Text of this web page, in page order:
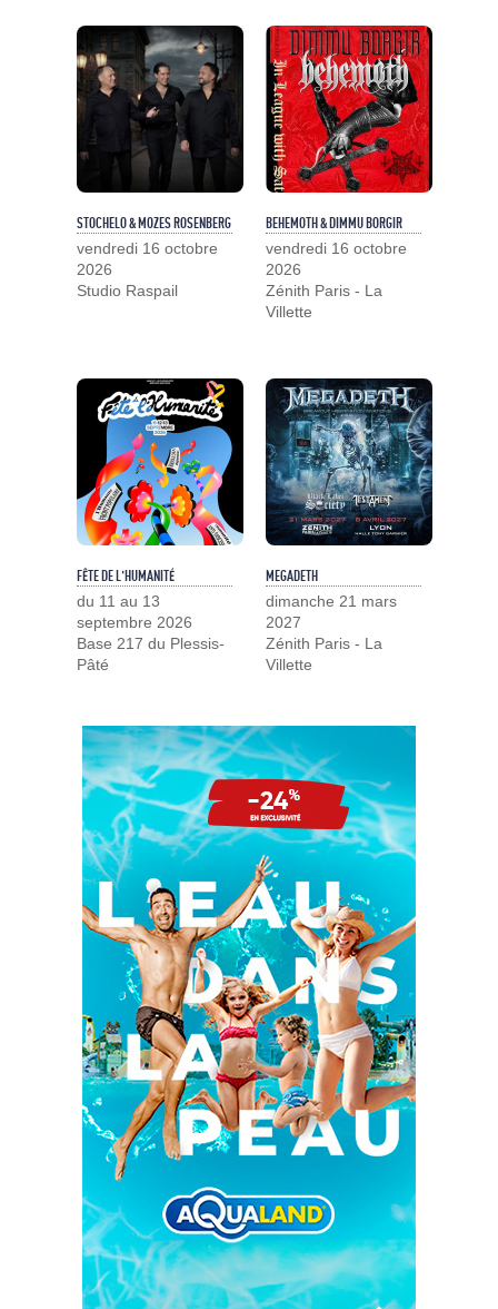
STOCHELO & MOZES ROSENBERG
vendredi 16 octobre
2026
Studio Raspail
BEHEMOTH & DIMMU BORGIR
vendredi 16 octobre
2026
Zénith Paris - La
Villette
FÊTE DE L'HUMANITÉ
du 11 au 13
septembre 2026
Base 217 du Plessis-
Pâté
MEGADETH
dimanche 21 mars
2027
Zénith Paris - La
Villette